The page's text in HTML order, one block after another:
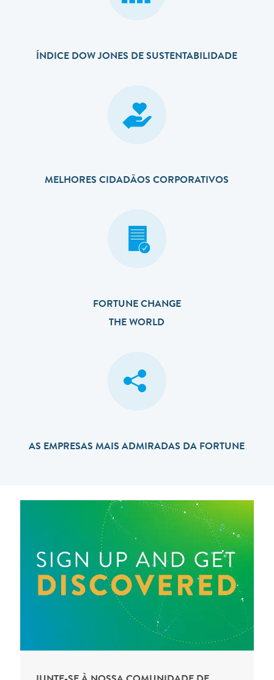
ÍNDICE DOW JONES DE SUSTENTABILIDADE
MELHORES CIDADÃOS CORPORATIVOS
FORTUNE CHANGE
THE WORLD
AS EMPRESAS MAIS ADMIRADAS DA FORTUNE